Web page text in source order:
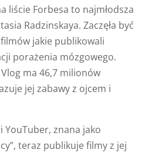
liście Forbesa to najmłodsza
Radzinskaya. Zaczęła być
jakie publikowali
porażenia mózgowego.
Vlog ma 46,7 milionów
jej zabawy z ojcem i
YouTuber, znana jako
teraz publikuje filmy z jej